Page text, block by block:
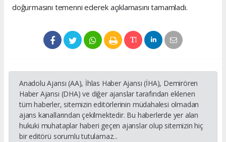
doğurmasını temenni ederek açıklamasını tamamladı.
Anadolu Ajansı (AA), İhlas Haber Ajansı (İHA), Demirören
Haber Ajansı (DHA) ve diğer ajanslar tarafından eklenen
tüm haberler, sitemizin editörlerinin müdahalesi olmadan
ajans kanallarından çekilmektedir. Bu haberlerde yer alan
hukuki muhataplar haberi geçen ajanslar olup sitemizin hiç
bir editörü sorumlu tutulamaz...